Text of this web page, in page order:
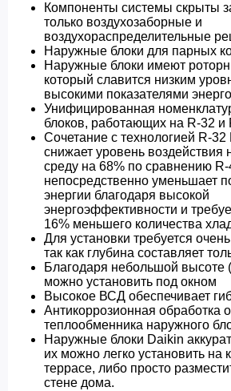
Компоненты системы скрыты
только воздухозаборные и
воздухораспределительные
Наружные блоки для парных
Наружные блоки имеют
который славится низким
высокими показателями
Унифицированная
блоков, работающих на R-32 и
Сочетание с технологией R-
снижает уровень
среду на 68% по сравнению R-
непосредственно уменьшает
энергии благодаря высокой
энергоэффективности и
16% меньшего количества
Для установки требуется
так как глубина составляет
Благодаря небольшой высоте
можно установить под окном
Высокое ВСД обеспечивает
Антикоррозионная обработка
теплообменника наружного
Наружные блоки Daikin
их можно легко установить на
террасе, либо просто
стене дома.